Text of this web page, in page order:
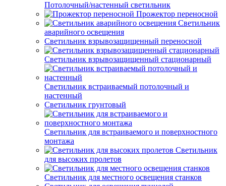
Потолочный/настенный светильник
Прожектор переносной
Светильник
аварийного освещения
Светильник взрывозащищенный переносной
Светильник взрывозащищенный стационарный
Светильник встраиваемый потолочный и
настенный
Светильник грунтовый
Светильник для встраиваемого и поверхностного
монтажа
Светильник
для высоких пролетов
Светильник для местного освещения станков